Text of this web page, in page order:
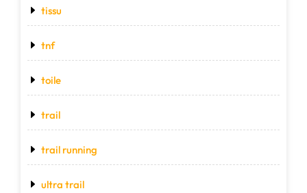
tissu
tnf
toile
trail
trail running
ultra trail